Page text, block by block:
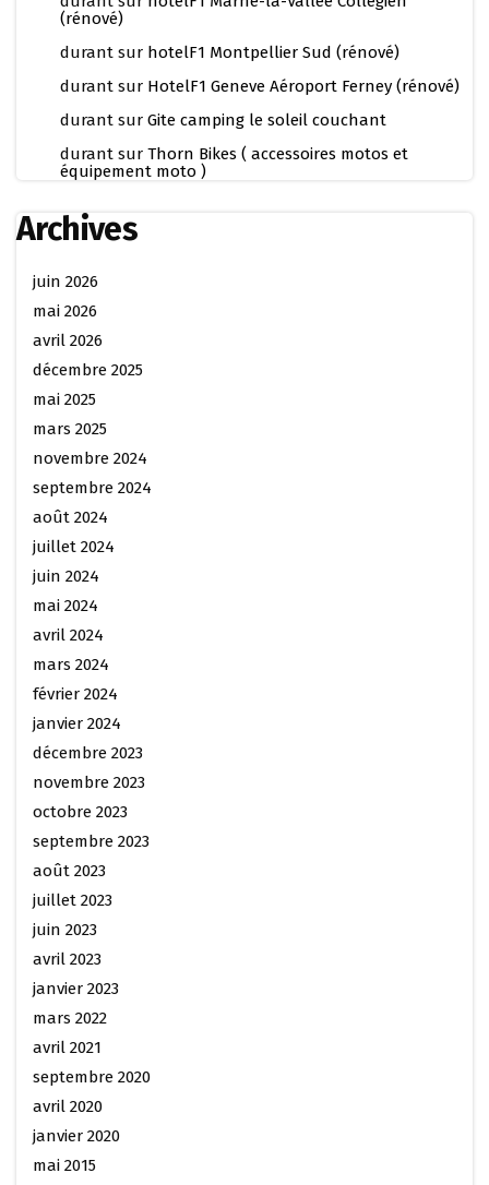
(rénové)
durant sur hotelF1 Montpellier Sud (rénové)
durant sur HotelF1 Geneve Aéroport Ferney (rénové)
durant sur Gite camping le soleil couchant
durant sur Thorn Bikes ( accessoires motos et
équipement moto )
Archives
juin 2026
mai 2026
avril 2026
décembre 2025
mai 2025
mars 2025
novembre 2024
septembre 2024
août 2024
juillet 2024
juin 2024
mai 2024
avril 2024
mars 2024
février 2024
janvier 2024
décembre 2023
novembre 2023
octobre 2023
septembre 2023
août 2023
juillet 2023
juin 2023
avril 2023
janvier 2023
mars 2022
avril 2021
septembre 2020
avril 2020
janvier 2020
mai 2015